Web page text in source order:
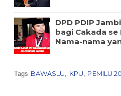
DPD PDIP
bagi Cakada se
Nama-nama
Tags BAWASLU KPU PEMILU